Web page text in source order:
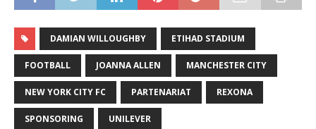
DAMIAN WILLOUGHBY ETIHAD STADIUM
FOOTBALL JOANNA ALLEN MANCHESTER CITY
NEW YORK CITY FC PARTENARIAT REXONA
SPONSORING UNILEVER